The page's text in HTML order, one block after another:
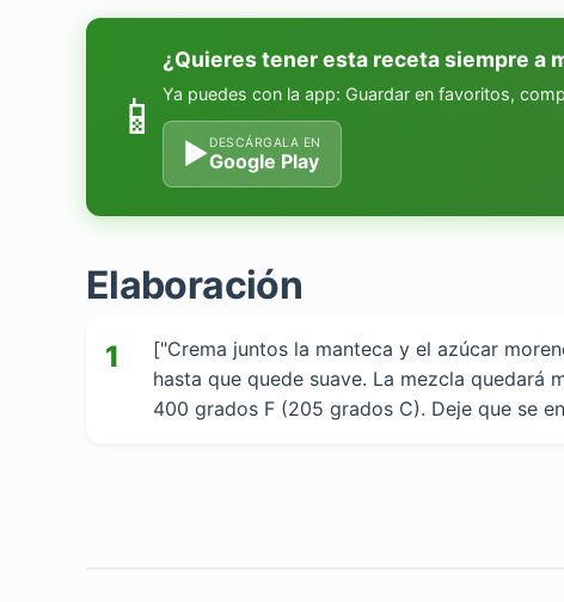
📱
¿Quieres tener esta receta siempre a
Ya puedes con la app: Guardar en favoritos,
▶DESCÁRGALA EN
Google Play
Elaboración
1
["Crema juntos la manteca y el azúcar
hasta que quede suave. La mezcla quedará
400 grados F (205 grados C). Deje que se